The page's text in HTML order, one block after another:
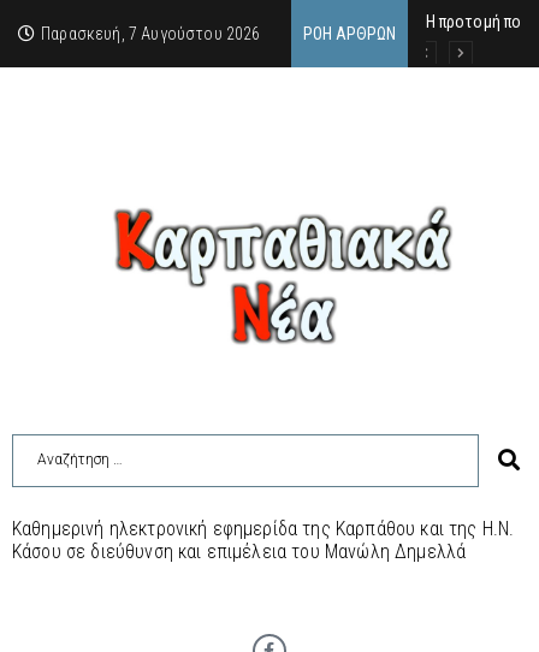
Παρασκευή, 7 Αυγούστου 2026 ΡΟΉ ΆΡΘΡΩΝ
Η προτομή που
Ο αιώνιος
Δικαστική
Καθημερινή ηλεκτρονική εφημερίδα της Καρπάθου και της Η.Ν.
Κάσου σε διεύθυνση και επιμέλεια του Μανώλη Δημελλά